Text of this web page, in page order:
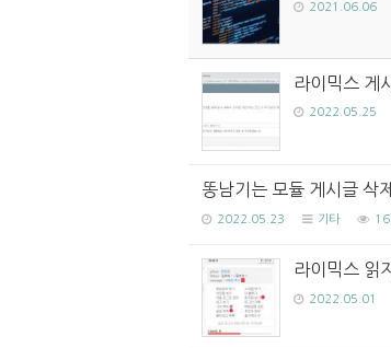
2021.06.06
라이믹스 게
2022.05.25
똥남기는 모듈 게시글 삭
2022.05.23 기타
라이믹스 읽
2022.05.01